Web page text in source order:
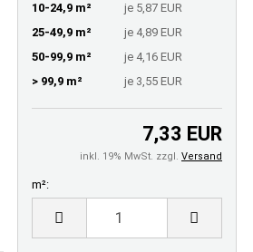
10-24,9 m²
je 5,87 EUR
25-49,9 m²
je 4,89 EUR
50-99,9 m²
je 4,16 EUR
> 99,9 m²
je 3,55 EUR
7,33 EUR
inkl. 19% MwSt. zzgl. Versand
m²: